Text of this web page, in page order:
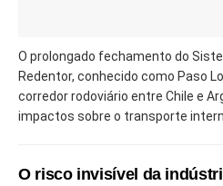
O prolongado fechamento do
Redentor, conhecido como Paso
corredor rodoviário entre Chile e
impactos sobre o transporte
O risco invisível da